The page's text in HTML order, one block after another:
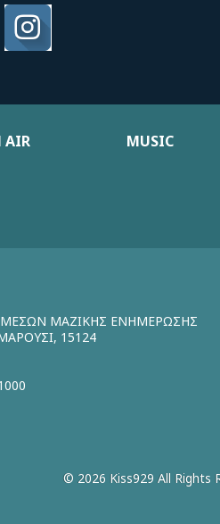
AIR
MUSIC
ΜΕΣΩΝ ΜΑΖΙΚΗΣ ΕΝΗΜΕΡΩΣΗΣ
15124
© 2026 Kiss929 All Rights